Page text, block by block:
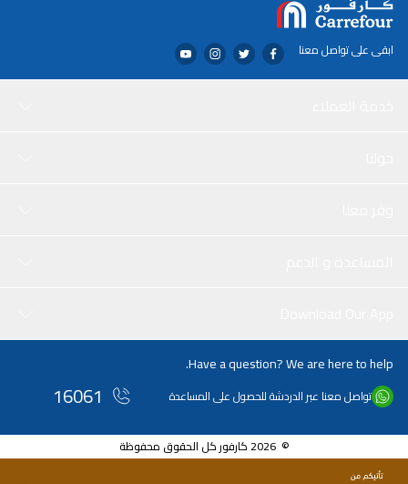
ابقى على تواصل معنا
Have a question? We are here to help.
تواصل معنا عبر الدردشة للحصول على المساعدة 16061
© 2026 كارفور كل الحقوق محفوظة